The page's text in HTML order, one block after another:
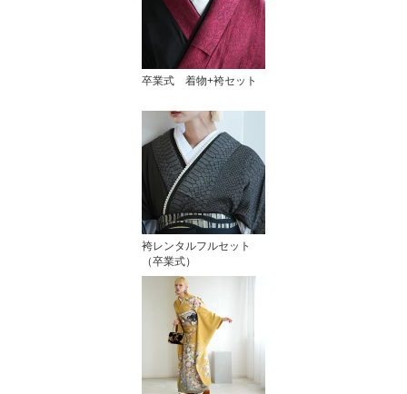
卒業式 着物+袴セット
袴レンタルフルセット
（卒業式）